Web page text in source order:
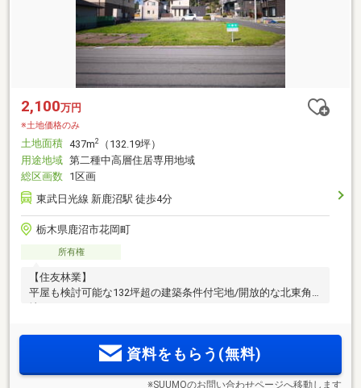
2,100万円
※土地価格のみ
土地面積 437m2
（132.19坪）
用途地域 第二種中高層住居専用地域
総区画数 1区画
東武日光線 新鹿沼駅 徒歩4分
栃木県鹿沼市花岡町
所有権
【住友林業】
平屋も検討可能な132坪超の建築条件付宅地/開放的な北東角
地
資料をもらう(無料)
※SUUMOのお問い合わせページへ移動します